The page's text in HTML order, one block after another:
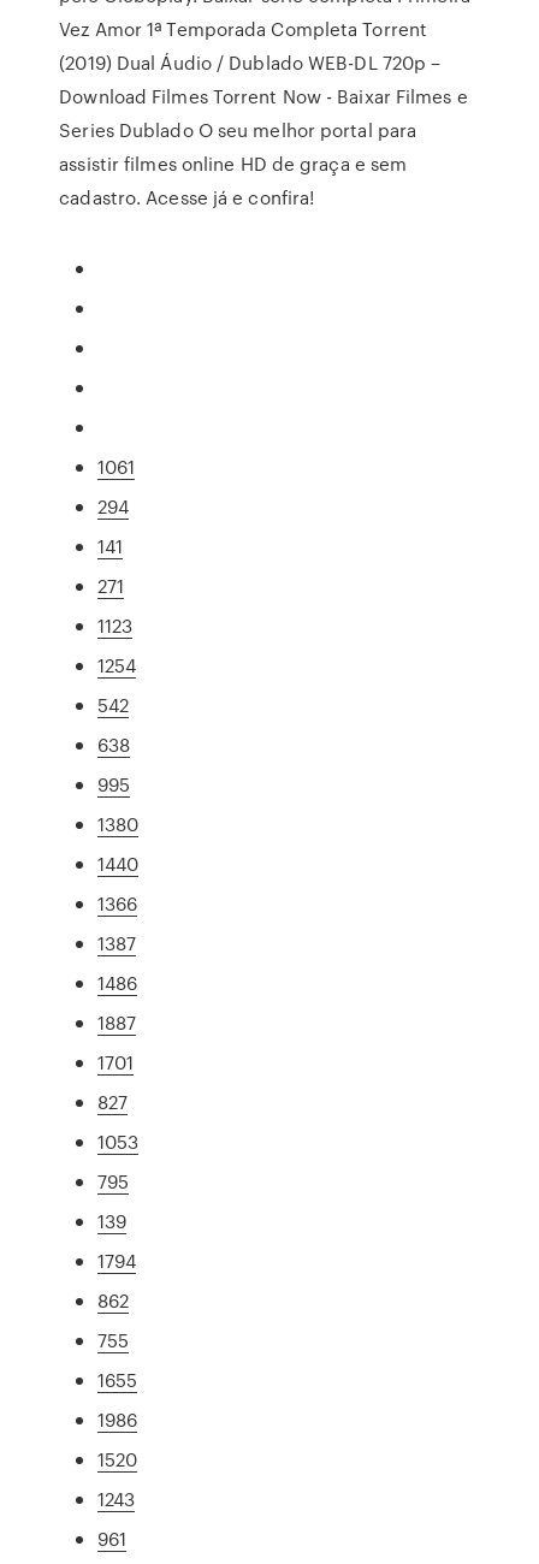
Vez Amor 1ª Temporada Completa Torrent
(2019) Dual Áudio / Dublado WEB-DL 720p –
Download Filmes Torrent Now - Baixar Filmes e
Series Dublado O seu melhor portal para
assistir filmes online HD de graça e sem
cadastro. Acesse já e confira!
1061
294
141
271
1123
1254
542
638
995
1380
1440
1366
1387
1486
1887
1701
827
1053
795
139
1794
862
755
1655
1986
1520
1243
961